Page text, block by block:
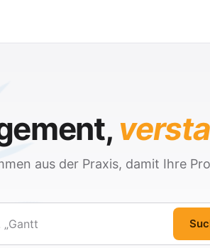
aus der Praxis, damit Ihre